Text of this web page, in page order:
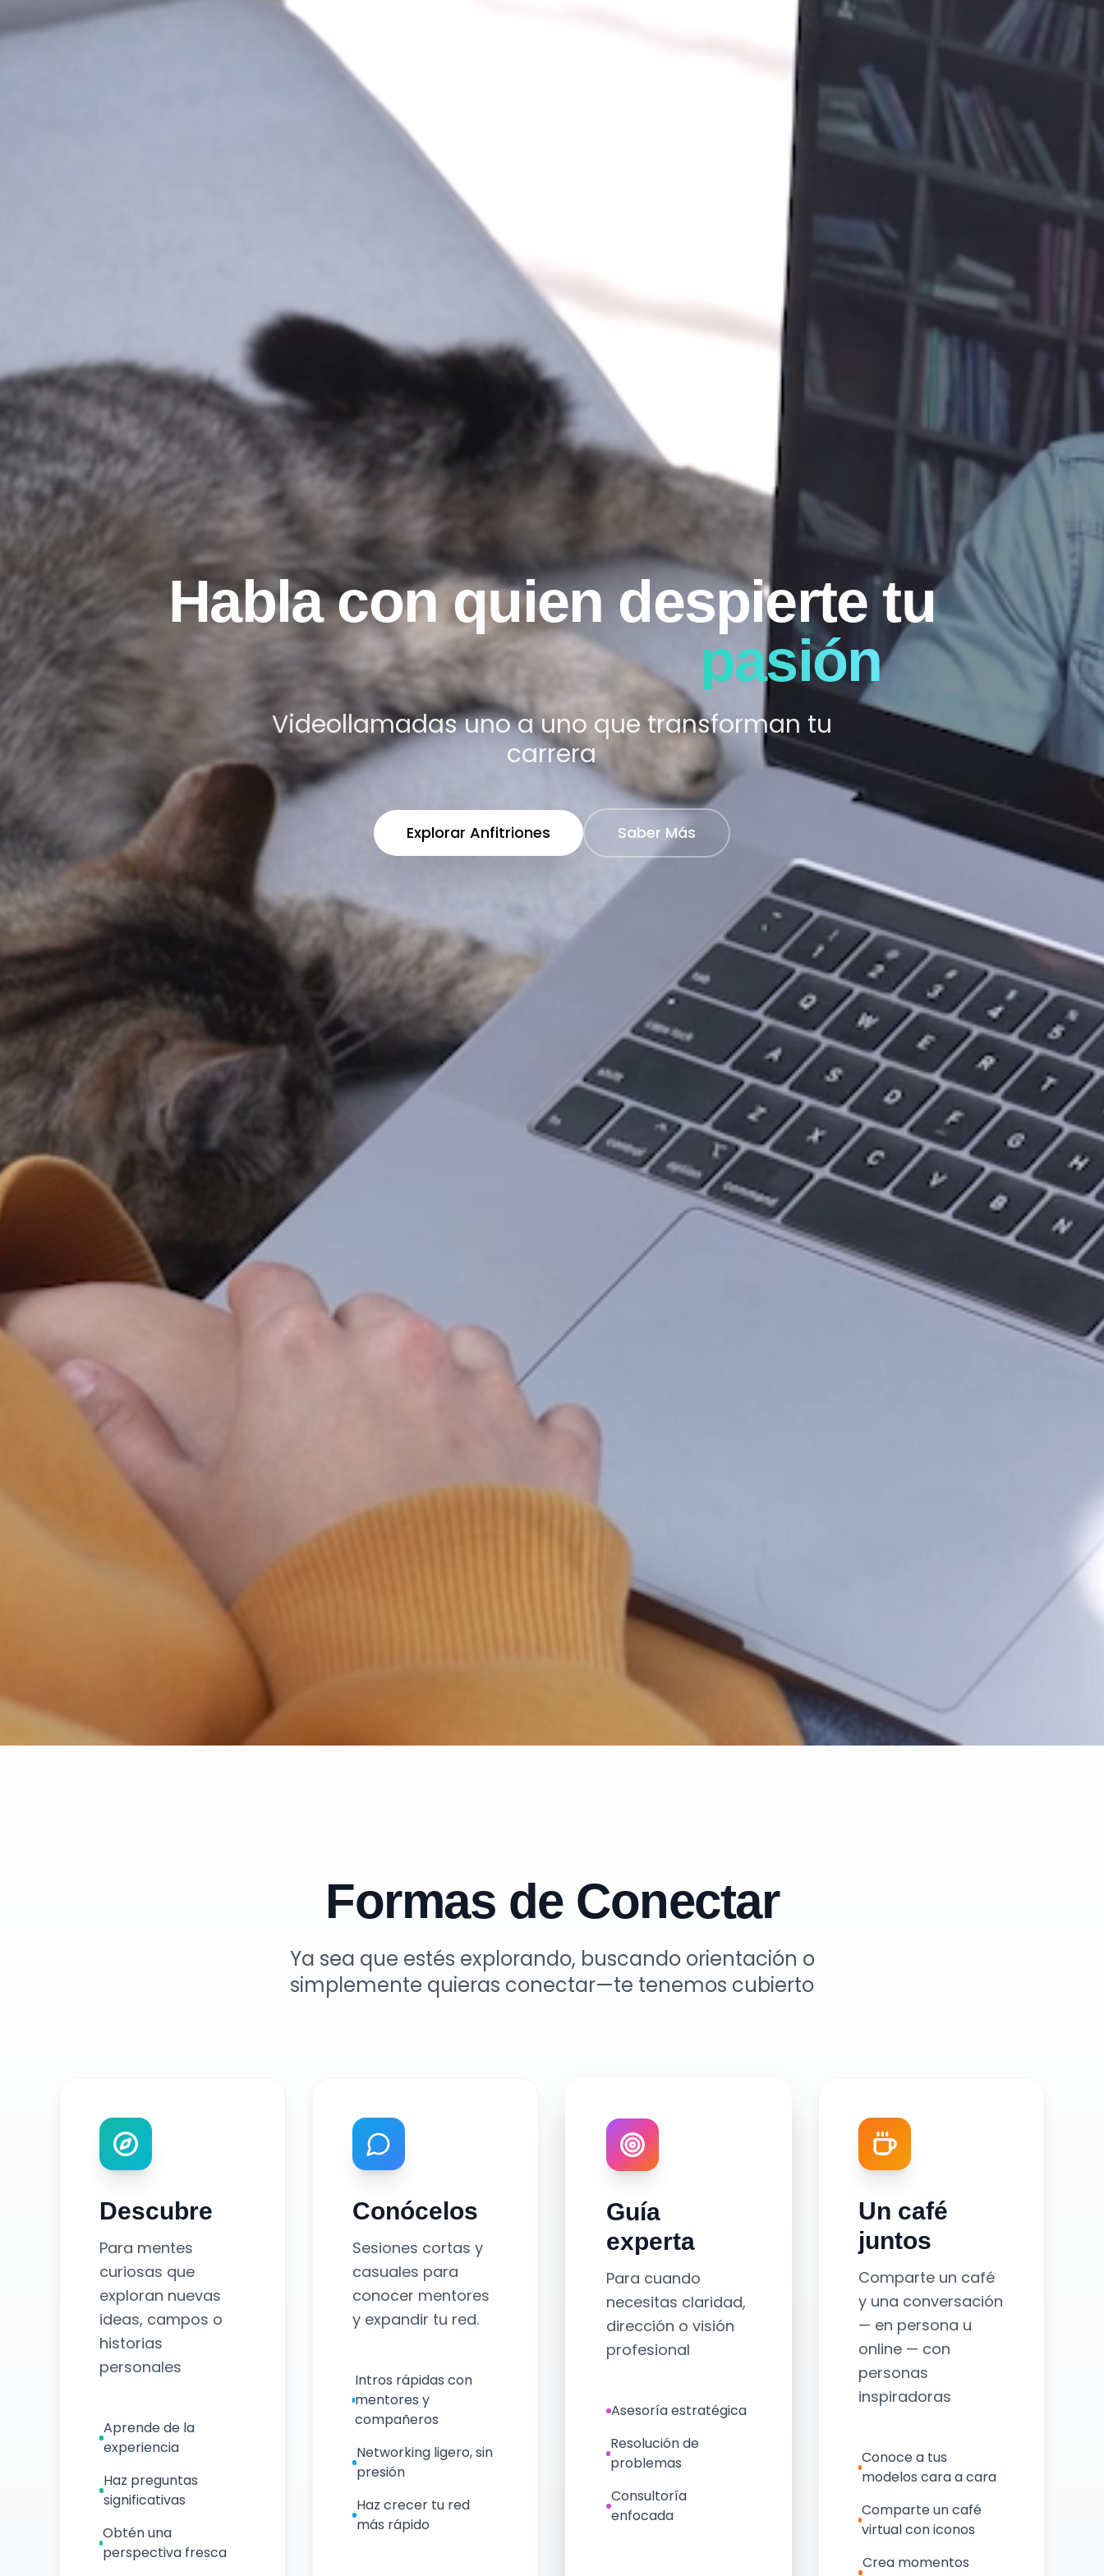
Habla con quien despierte tu
pasión
Videollamadas uno a uno que transforman tu
carrera
Explorar Anfitriones Saber Más
Formas de Conectar
Ya sea que estés explorando, buscando orientación o
simplemente quieras conectar—te tenemos cubierto
Descubre
Para mentes
curiosas que
exploran nuevas
ideas, campos o
historias
personales
Aprende de la
experiencia
Haz preguntas
significativas
Obtén una
perspectiva fresca
Conócelos
Sesiones cortas y
casuales para
conocer mentores
y expandir tu red.
Intros rápidas con
mentores y
compañeros
Networking ligero, sin
presión
Haz crecer tu red
más rápido
Guía
experta
Para cuando
necesitas claridad,
dirección o visión
profesional
Asesoría estratégica
Resolución de
problemas
Consultoría
enfocada
Un café
juntos
Comparte un café
y una conversación
— en persona u
online — con
personas
inspiradoras
Conoce a tus
modelos cara a cara
Comparte un café
virtual con iconos
Crea momentos